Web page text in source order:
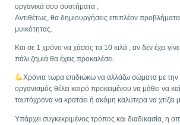
οργανικά σου συστήματα ;
Αντιθέτως, θα δημιουργήσεις επιπλέον
μυικότητας.
Και σε 1 χρόνο να χάσεις τα 10 κιλά , αν δεν έχει
πάλι ζημιά θα έχεις προκαλέσει.
Χρόνια τώρα επιδιώκω να αλλάζω σώματα με την
οργανισμός θέλει καιρό προκειμένου να μάθει να
ταυτόχρονα να κρατάει ή ακόμη καλύτερα να χτίζει
Υπάρχει συγκεκριμένος τρόπος και διαδικασία, η